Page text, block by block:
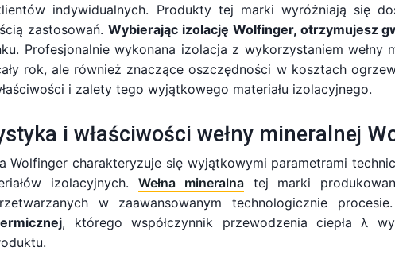
indywidualnych. Produkty tej marki wyróżniają się
zastosowań. Wybierając izolację Wolfinger, otrzymujesz
Profesjonalnie wykonana izolacja z wykorzystaniem
rok, ale również znaczące oszczędności w kosztach
i zalety tego wyjątkowego materiału izolacyjnego.
i właściwości wełny mineralnej
Wolfinger charakteryzuje się wyjątkowymi parametrami
izolacyjnych. Wełna mineralnatej marki
w zaawansowanym technologicznie
, którego współczynnik przewodzenia ciepła λ